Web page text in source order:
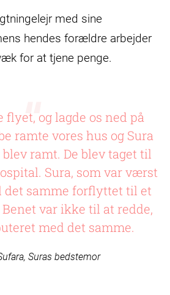
med sine
hendes forældre arbejder
for at tjene penge.
og lagde os ned på
ramte vores hus og Sura
ramt. De blev taget til
Sura, som var værst
det samme forflyttet til et
var ikke til at redde,
med det samme.
Suras bedstemor